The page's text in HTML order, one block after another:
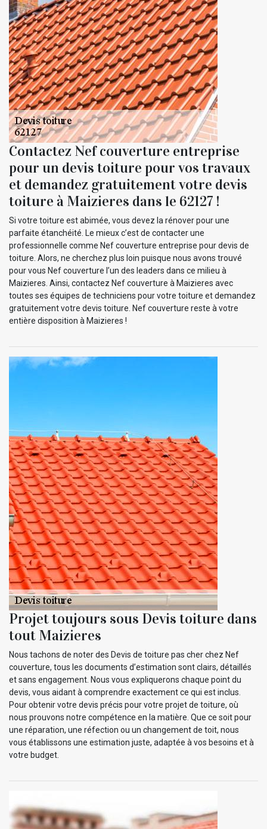
Contactez Nef couverture entreprise
pour un devis toiture pour vos travaux
et demandez gratuitement votre devis
toiture à Maizieres dans le 62127 !
Si votre toiture est abimée, vous devez la rénover pour une
parfaite étanchéité. Le mieux c’est de contacter une
professionnelle comme Nef couverture entreprise pour devis de
toiture. Alors, ne cherchez plus loin puisque nous avons trouvé
pour vous Nef couverture l’un des leaders dans ce milieu à
Maizieres. Ainsi, contactez Nef couverture à Maizieres avec
toutes ses équipes de techniciens pour votre toiture et demandez
gratuitement votre devis toiture. Nef couverture reste à votre
entière disposition à Maizieres !
Projet toujours sous Devis toiture dans
tout Maizieres
Nous tachons de noter des Devis de toiture pas cher chez Nef
couverture, tous les documents d’estimation sont clairs, détaillés
et sans engagement. Nous vous expliquerons chaque point du
devis, vous aidant à comprendre exactement ce qui est inclus.
Pour obtenir votre devis précis pour votre projet de toiture, où
nous prouvons notre compétence en la matière. Que ce soit pour
une réparation, une réfection ou un changement de toit, nous
vous établissons une estimation juste, adaptée à vos besoins et à
votre budget.